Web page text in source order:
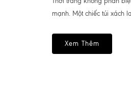
mạnh. Một chiếc túi xách
Xem Thêm